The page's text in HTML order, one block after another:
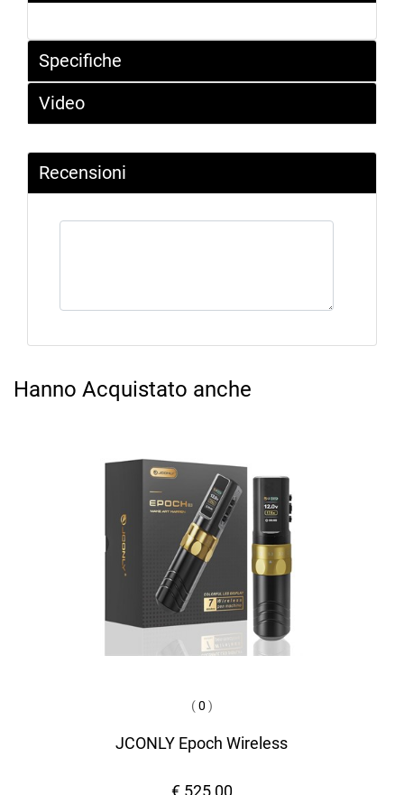
Specifiche
Video
Recensioni
Hanno Acquistato anche
(0 )
JCONLY Epoch Wireless
€ 525,00